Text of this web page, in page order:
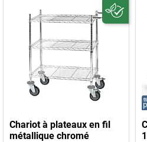
Chariot à plateaux en fil
métallique chromé